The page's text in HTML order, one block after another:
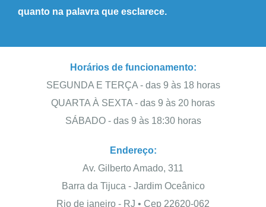
quanto na palavra que esclarece.
Horários de funcionamento:
SEGUNDA E TERÇA - das 9 às 18 horas
QUARTA À SEXTA - das 9 às 20 horas
SÁBADO - das 9 às 18:30 horas
Endereço:
Av. Gilberto Amado, 311
Barra da Tijuca - Jardim Oceânico
Rio de janeiro - RJ • Cep 22620-062